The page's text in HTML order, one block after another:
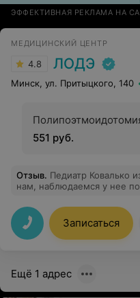
ЭФФЕКТИВНАЯ РЕКЛАМА НА
МЕДИЦИНСКИЙ ЦЕНТР
4.8 ЛОДЭ
Минск, ул. Притыцкого, 140
551 руб.
Отзыв. Педиатр Ковалько
нам, наблюдаемся у нее
врач
Записаться
Ещё 1 адрес